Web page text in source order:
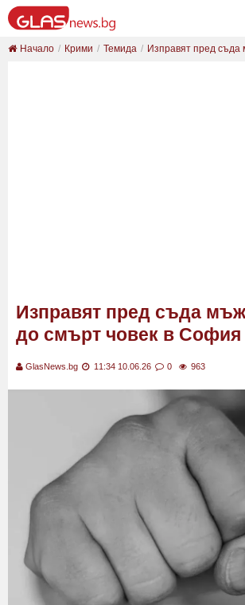
Начало Крими Темида Изправят пред съда
Изправят пред съда
до смърт човек в София
GlasNews.bg 11:34 10.06.26 0 963